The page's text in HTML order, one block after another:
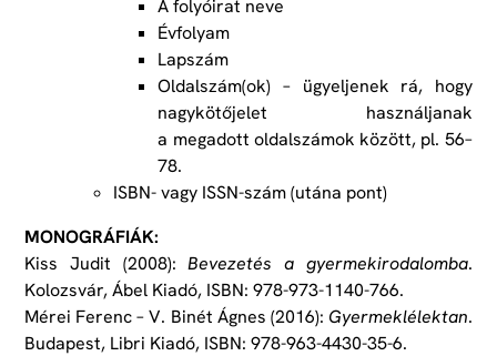
A folyóirat neve
Évfolyam
Lapszám
Oldalszám(ok) – ügyeljenek rá, hogy
nagykötőjelet használjanak
a megadott oldalszámok között, pl. 56–
78.
ISBN- vagy ISSN-szám (utána pont)
MONOGRÁFIÁK:
Kiss Judit (2008):Bevezetés a gyermekirodalomba.
Kolozsvár, Ábel Kiadó, ISBN: 978-973-1140-766.
Mérei Ferenc – V. Binét Ágnes (2016): Gyermeklélektan.
Budapest, Libri Kiadó, ISBN: 978-963-4430-35-6.